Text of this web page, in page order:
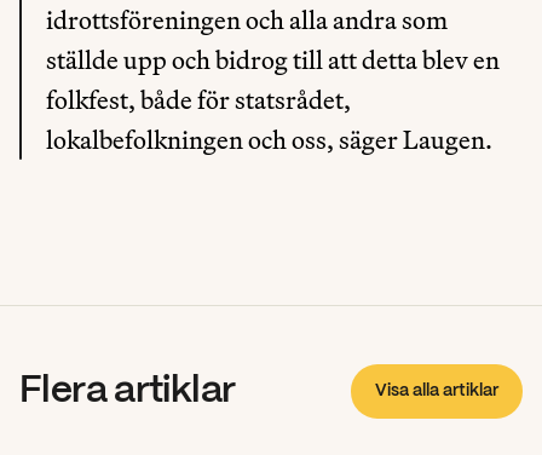
idrottsföreningen och alla andra som
ställde upp och bidrog till att detta blev en
folkfest, både för statsrådet,
lokalbefolkningen och oss, säger Laugen.
Flera artiklar Visa alla artiklar